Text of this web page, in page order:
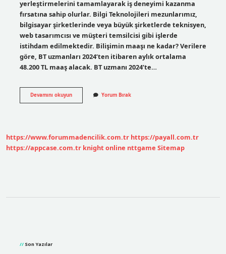
yerleştirmelerini tamamlayarak iş deneyimi kazanma
fırsatına sahip olurlar. Bilgi Teknolojileri mezunlarımız,
bilgisayar şirketlerinde veya büyük şirketlerde teknisyen,
web tasarımcısı ve müşteri temsilcisi gibi işlerde
istihdam edilmektedir. Bilişimin maaşı ne kadar? Verilere
göre, BT uzmanları 2024’ten itibaren aylık ortalama
48.200 TL maaş alacak. BT uzmanı 2024’te…
Devamını okuyunBilişim
Okuyan
Yorum Bırak
https://www.forummadencilik.com.tr https://payall.com.tr
https://appcase.com.tr knight online nttgame Sitemap
Son Yazılar